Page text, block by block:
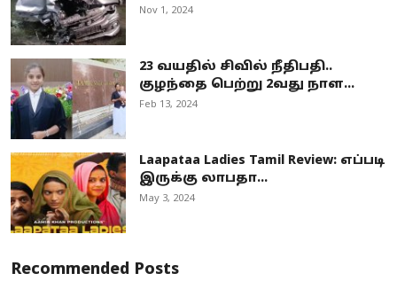
Nov 1, 2024
23 வயதில் சிவில் நீதிபதி..
குழந்தை பெற்று 2வது நாள...
Feb 13, 2024
Laapataa Ladies Tamil Review: எப்படி
இருக்கு லாபதா...
May 3, 2024
Recommended Posts